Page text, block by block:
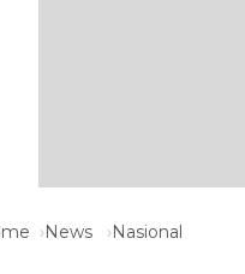
News Nasional